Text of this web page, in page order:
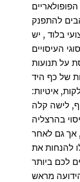
להתפנק
בלוד , יש
על תנועות
איטיות:
בהרצליה
אך גם לאחר
להנחות את
מראש